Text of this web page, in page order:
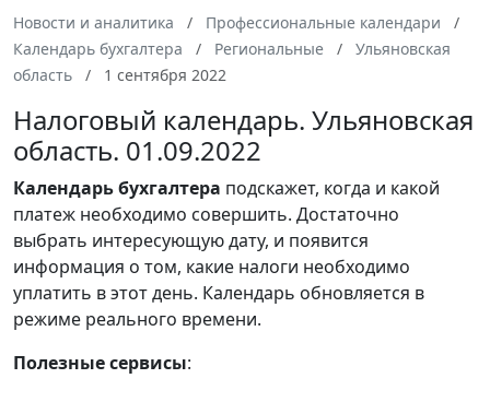
Новости и аналитика
Профессиональные календари
Календарь бухгалтера
Региональные
Ульяновская
область
1 сентября 2022
Налоговый календарь. Ульяновская
область. 01.09.2022
Календарьбухгалтера подскажет, когда и какой
платеж необходимо совершить. Достаточно
выбрать интересующую дату, и появится
информация о том, какие налоги необходимо
уплатить в этот день. Календарь обновляется в
режиме реального времени.
Полезные сервисы: